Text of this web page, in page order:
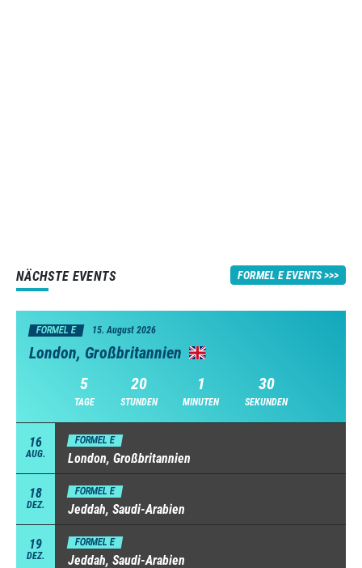
NÄCHSTE EVENTS FORMEL E EVENTS
FORMEL E 15. August 2026
London, Großbritannien
5
TAGE
20
STUNDEN
1
MINUTEN
29
SEKUNDEN
16
AUG.
FORMEL E
London, Großbritannien
18
DEZ.
FORMEL E
Jeddah, Saudi-Arabien
19
DEZ.
FORMEL E
Jeddah, Saudi-Arabien